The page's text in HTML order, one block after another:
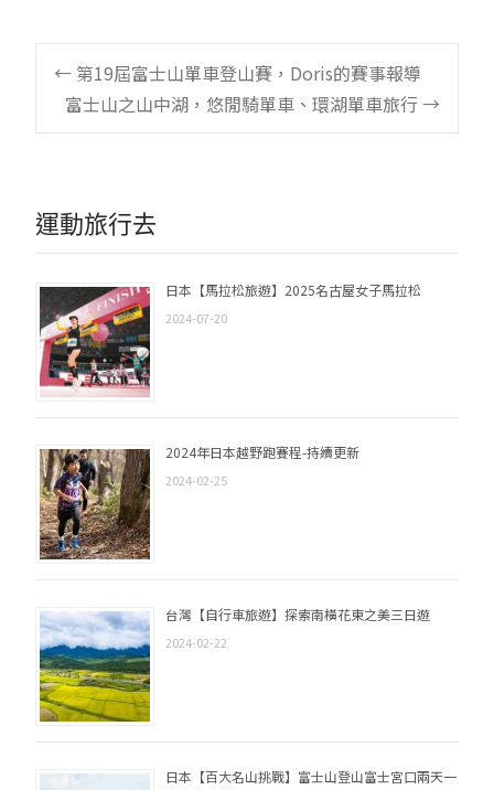
Post
navigation
← 第19屆富士山單車登山賽，Doris的賽事報導
富士山之山中湖，悠閒騎單車、環湖單車旅行→
運動旅行去
日本【馬拉松旅遊】2025名古屋女子馬拉松
2024-07-20
2024年日本越野跑賽程-持續更新
2024-02-25
台灣【自行車旅遊】探索南橫花東之美三日遊
2024-02-22
日本【百大名山挑戰】富士山登山富士宮口兩天一